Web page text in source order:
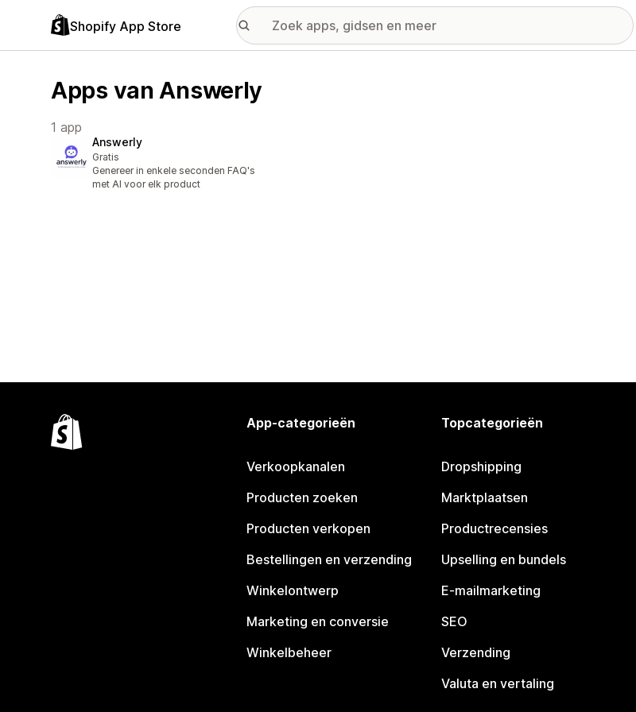
Shopify App Store
Apps van Answerly
1 app
Answerly
Gratis
Genereer in enkele seconden FAQ's
met AI voor elk product
App-categorieën
Verkoopkanalen
Producten zoeken
Producten verkopen
Bestellingen en verzending
Winkelontwerp
Marketing en conversie
Winkelbeheer
Topcategorieën
Dropshipping
Marktplaatsen
Productrecensies
Upselling en bundels
E-mailmarketing
SEO
Verzending
Valuta en vertaling